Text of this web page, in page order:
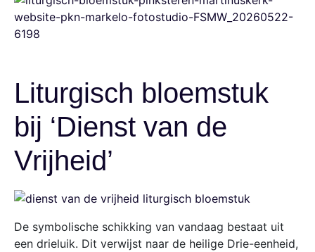
Liturgisch bloemstuk
bij ‘Dienst van de
Vrijheid’
De symbolische schikking van vandaag bestaat uit
een drieluik. Dit verwijst naar de heilige Drie-eenheid,